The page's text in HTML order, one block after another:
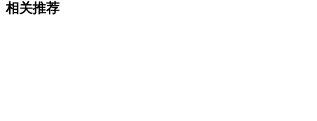
相关推荐